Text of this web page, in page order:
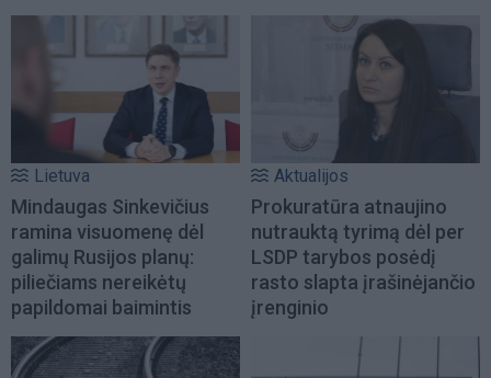
Lietuva
Mindaugas Sinkevičius
ramina visuomenę dėl
galimų Rusijos planų:
piliečiams nereikėtų
papildomai baimintis
Aktualijos
Prokuratūra atnaujino
nutrauktą tyrimą dėl per
LSDP tarybos posėdį
rasto slapta įrašinėjančio
įrenginio